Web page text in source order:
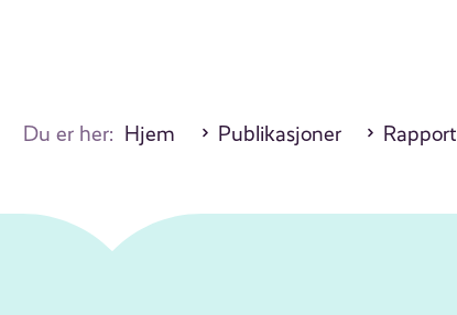
Du er her: Hjem Publikasjoner Rapport